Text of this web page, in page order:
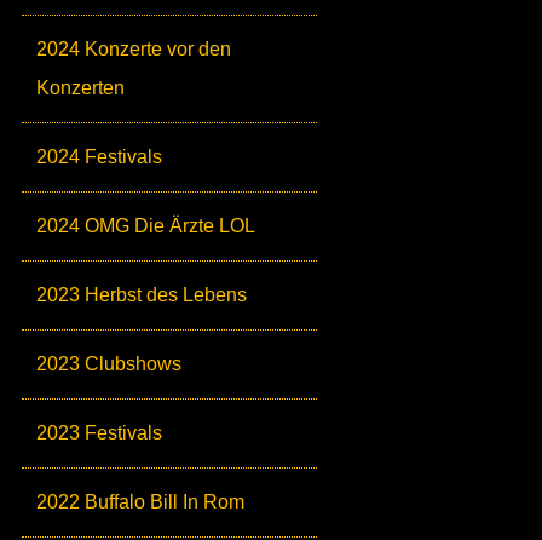
2024 Konzerte vor den
Konzerten
2024 Festivals
2024 OMG Die Ärzte LOL
2023 Herbst des Lebens
2023 Clubshows
2023 Festivals
2022 Buffalo Bill In Rom